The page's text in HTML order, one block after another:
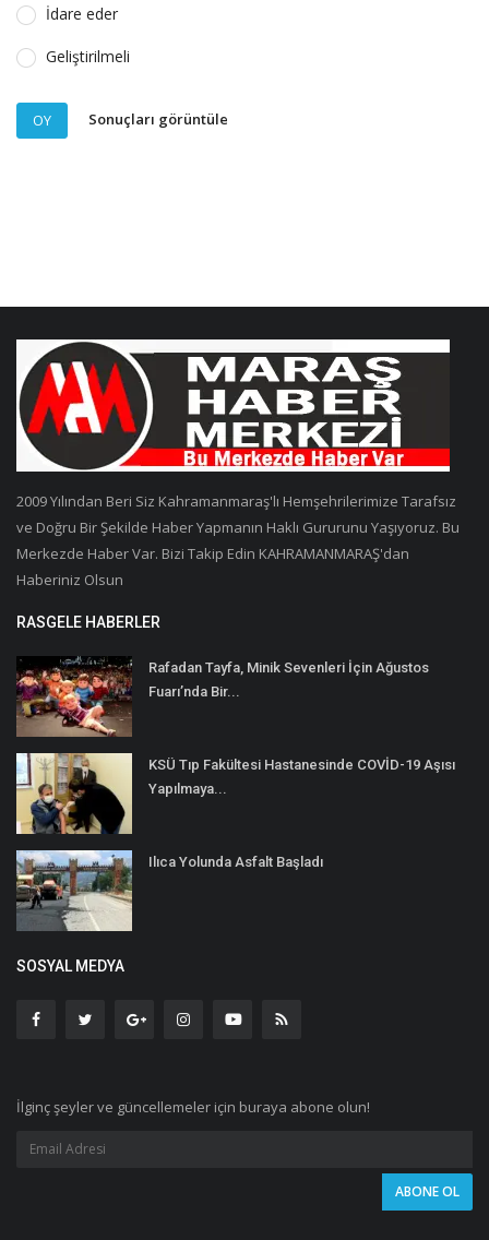
İdare eder
Geliştirilmeli
OY Sonuçları görüntüle
2009 Yılından Beri Siz Kahramanmaraş'lı Hemşehrilerimize Tarafsız
ve Doğru Bir Şekilde Haber Yapmanın Haklı Gururunu Yaşıyoruz. Bu
Merkezde Haber Var. Bizi Takip Edin KAHRAMANMARAŞ'dan
Haberiniz Olsun
RASGELE HABERLER
Rafadan Tayfa, Minik Sevenleri İçin Ağustos
Fuarı’nda Bir...
KSÜ Tıp Fakültesi Hastanesinde COVİD-19 Aşısı
Yapılmaya...
Ilıca Yolunda Asfalt Başladı
SOSYAL MEDYA
İlginç şeyler ve güncellemeler için buraya abone olun!